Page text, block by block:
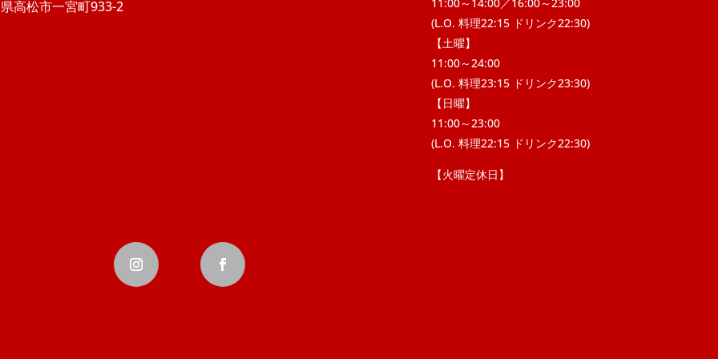
高松市一宮町933-2
(L.O. 料理22:15 ドリンク22:30)
【土曜】
11:00～24:00
(L.O. 料理23:15 ドリンク23:30)
【日曜】
11:00～23:00
(L.O. 料理22:15 ドリンク22:30)
【火曜定休日】